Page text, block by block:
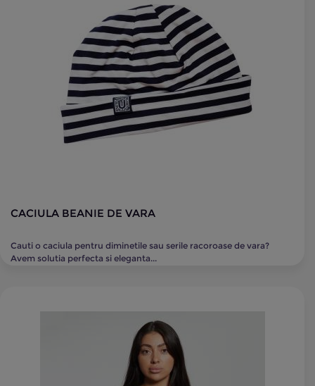
CACIULA BEANIE DE VARA
Cauti o caciula pentru diminetile sau serile racoroase de vara?
Avem solutia perfecta si eleganta...